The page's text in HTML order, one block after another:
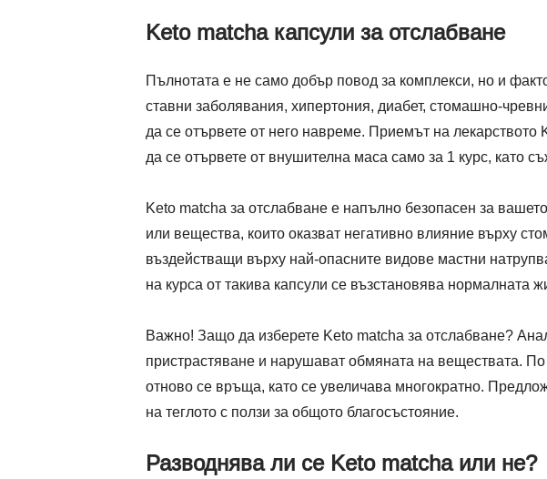
Keto matcha капсули за отслабване
Пълнотата е не само добър повод за комплекси, но и
ставни заболявания, хипертония, диабет, стомашно-
да се отървете от него навреме. Приемът на
да се отървете от внушителна маса само за 1 курс, като
Keto matcha за отслабване е напълно безопасен за
или вещества, които оказват негативно влияние върху
въздействащи върху най-опасните видове мастни
на курса от такива капсули се възстановява нормалната
Важно! Защо да изберете Keto matcha за отслабване?
пристрастяване и нарушават обмяната на веществата. По
отново се връща, като се увеличава многократно.
на теглото с ползи за общото благосъстояние.
Разводнява ли се Keto matcha или не?